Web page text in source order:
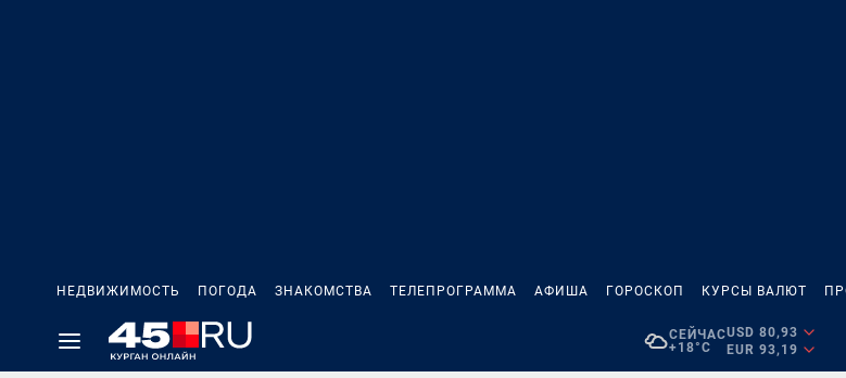
НЕДВИЖИМОСТЬ ПОГОДА ЗНАКОМСТВА ТЕЛЕПРОГРАММА АФИША ГОРОСКОП КУРСЫ ВАЛЮТ
СЕЙЧАС
+18°C
USD 80,93
EUR 93,19